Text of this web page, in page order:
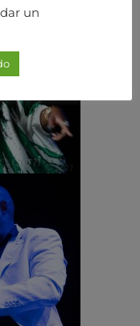
un